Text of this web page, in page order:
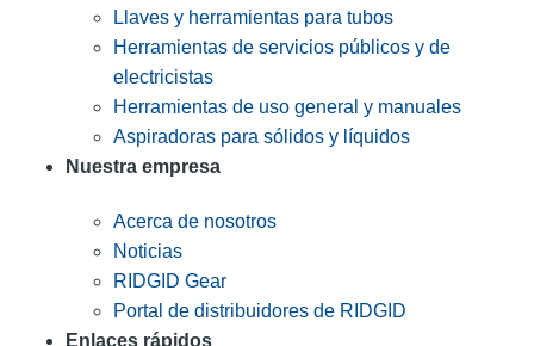
Llaves y herramientas para tubos
Herramientas de servicios públicos y de
electricistas
Herramientas de uso general y manuales
Aspiradoras para sólidos y líquidos
Nuestra empresa
Acerca de nosotros
Noticias
RIDGID Gear
Portal de distribuidores de RIDGID
Enlaces rápidos